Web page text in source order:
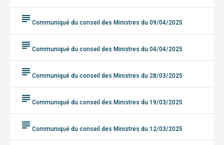
subject Communiqué du conseil des Ministres du 09/04/2025
subject Communiqué du conseil des Ministres du 04/04/2025
subject Communiqué du conseil des Ministres du 28/03/2025
subject Communiqué du conseil des Ministres du 19/03/2025
subject Communiqué du conseil des Ministres du 12/03/2025